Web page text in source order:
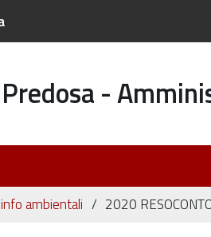
-
ambientali 2020